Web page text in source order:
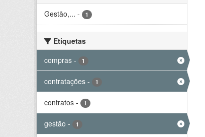
Gestão,... - 1
Etiquetas
compras - 1
contratações - 1
contratos - 1
gestão - 1